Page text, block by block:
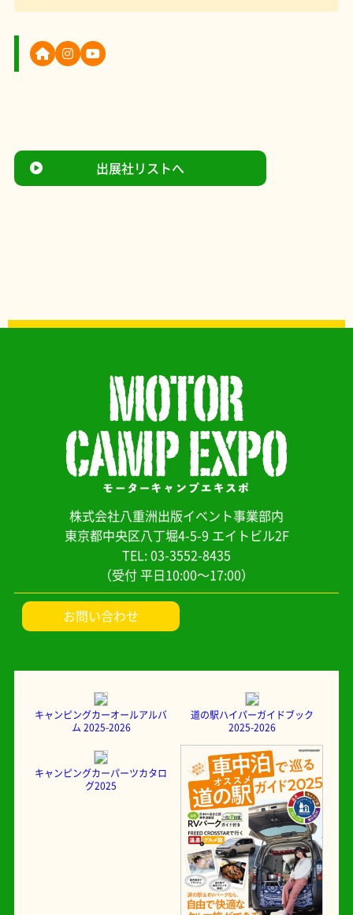
出展社リストへ
株式会社八重洲出版イベント事業部内
東京都中央区八丁堀4-5-9 エイトビル2F
TEL: 03-3552-8435
（受付 平日10:00～17:00）
お問い合わせ
キャンピングカーオールアルバ
ム 2025-2026
道の駅ハイパーガイドブック
2025-2026
キャンピングカーパーツカタロ
グ2025